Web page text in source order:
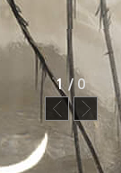
1/ 0